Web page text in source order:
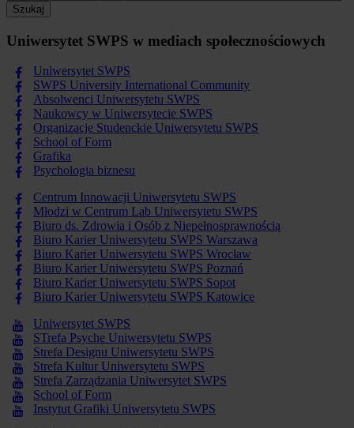
Szukaj
Uniwersytet SWPS w mediach społecznościowych
Uniwersytet SWPS
SWPS University International Community
Absolwenci Uniwersytetu SWPS
Naukowcy w Uniwersytecie SWPS
Organizacje Studenckie Uniwersytetu SWPS
School of Form
Grafika
Psychologia biznesu
Centrum Innowacji Uniwersytetu SWPS
Młodzi w Centrum Lab Uniwersytetu SWPS
Biuro ds. Zdrowia i Osób z Niepełnosprawnością
Biuro Karier Uniwersytetu SWPS Warszawa
Biuro Karier Uniwersytetu SWPS Wrocław
Biuro Karier Uniwersytetu SWPS Poznań
Biuro Karier Uniwersytetu SWPS Sopot
Biuro Karier Uniwersytetu SWPS Katowice
Uniwersytet SWPS
STrefa Psyche Uniwersytetu SWPS
Strefa Designu Uniwersytetu SWPS
Strefa Kultur Uniwersytetu SWPS
Strefa Zarządzania Uniwersytet SWPS
School of Form
Instytut Grafiki Uniwersytetu SWPS